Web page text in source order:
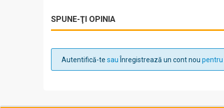
SPUNE-ŢI OPINIA
Autentifică-te sau Înregistrează un cont nou pentru